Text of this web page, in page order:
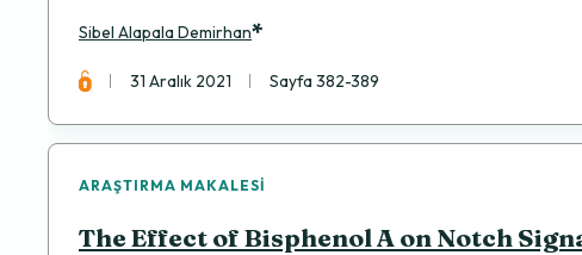
Sibel Alapala Demirhan*
31 Aralık 2021 Sayfa 382-389
ARAŞTIRMA MAKALESI
The Effect of Bisphenol A on Notch